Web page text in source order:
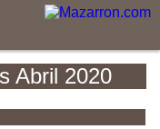
Abril 2020